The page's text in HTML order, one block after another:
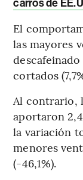
carros de
El
las mayores
cortados
Al contrario,
aportaron
la variación
menores
(-46,1%).